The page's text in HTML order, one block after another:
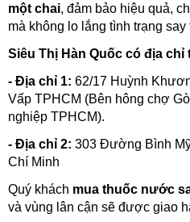
một chai, đảm bảo hiệu quả,
mà không lo lắng tình trạng say
Siêu Thị Hàn Quốc có địa chỉ
- Địa chỉ 1: 62/17 Huỳnh
Vấp TPHCM (Bên hông chợ
nghiệp TPHCM).
- Địa chỉ 2: 303 Đường Bình
Chí Minh
Quý khách mua thuốc nước
và vùng lân cận sẽ được giao